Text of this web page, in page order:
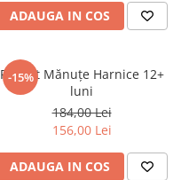
ADAUGA IN COS
-15%
Pachet Mănuțe Harnice 12+
luni
184,00 Lei
156,00 Lei
ADAUGA IN COS